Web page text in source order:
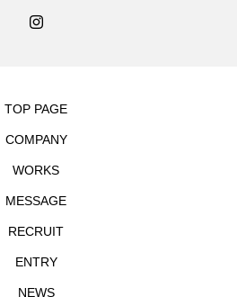
TOP PAGE
COMPANY
WORKS
MESSAGE
RECRUIT
ENTRY
NEWS